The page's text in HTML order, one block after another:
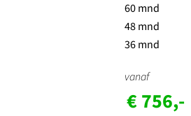
60 mnd
48 mnd
36 mnd
vanaf
€ 756,-